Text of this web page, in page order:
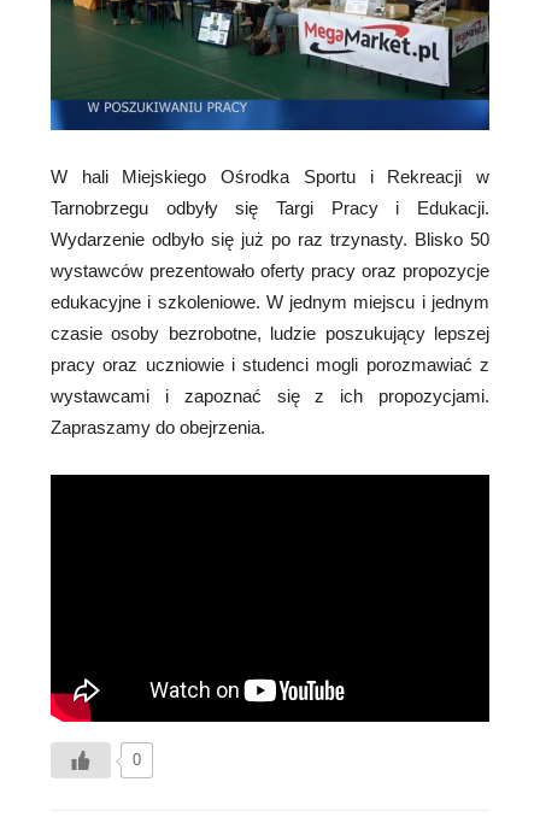
W hali Miejskiego Ośrodka Sportu i Rekreacji w
Tarnobrzegu odbyły się Targi Pracy i Edukacji.
Wydarzenie odbyło się już po raz trzynasty. Blisko 50
wystawców prezentowało oferty pracy oraz propozycje
edukacyjne i szkoleniowe. W jednym miejscu i jednym
czasie osoby bezrobotne, ludzie poszukujący lepszej
pracy oraz uczniowie i studenci mogli porozmawiać z
wystawcami i zapoznać się z ich propozycjami.
Zapraszamy do obejrzenia.
0